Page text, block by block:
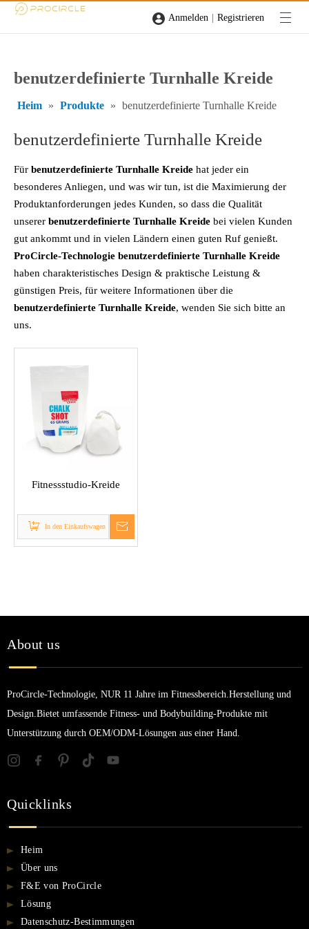
Anmelden | Registrieren
benutzerdefinierte Turnhalle Kreide
Heim » Produkte » benutzerdefinierte Turnhalle Kreide
benutzerdefinierte Turnhalle Kreide
Für benutzerdefinierte Turnhalle Kreide hat jeder ein
besonderes Anliegen, und was wir tun, ist die Maximierung der
Produktanforderungen jedes Kunden, so dass die Qualität
unserer benutzerdefinierte Turnhalle Kreide bei vielen Kunden
gut ankommt und in vielen Ländern einen guten Ruf genießt.
ProCircle-Technologie benutzerdefinierte Turnhalle Kreide
haben charakteristisches Design & praktische Leistung &
günstigen Preis, für weitere Informationen über die
benutzerdefinierte Turnhalle Kreide, wenden Sie sich bitte an
uns.
Fitnessstudio-Kreide
In den Einkaufswagen
About us
ProCircle-Technologie, NUR 11 Jahre im Fitnessbereich.Herstellung und
Design.Bietet umfassende Fitness- und Bodybuilding-Produkte mit
Unterstützung durch OEM/ODM-Lösungen aus einer Hand.
Quicklinks
Heim
Über uns
F&E von ProCircle
Lösung
Datenschutz-Bestimmungen